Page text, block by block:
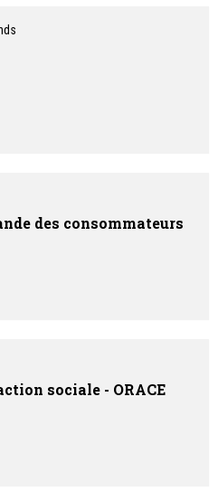
des consommateurs
sociale - ORACE